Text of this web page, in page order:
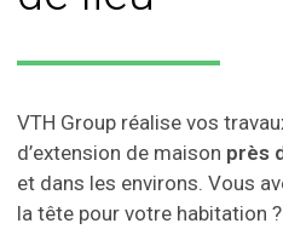
VTH Group réalise vos
d’extension de maison près
et dans les environs. Vous
la tête pour votre habitation